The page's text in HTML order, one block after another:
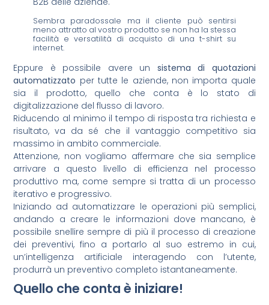
Sembra paradossale ma il cliente può sentirsi
meno attratto al vostro prodotto se non ha la stessa
facilità e versatilità di acquisto di una t-shirt su
internet.
Eppure è possibile avere un sistema di quotazioni
automatizzato per tutte le aziende, non importa quale
sia il prodotto, quello che conta è lo stato di
digitalizzazione del flusso di lavoro.
Riducendo al minimo il tempo di risposta tra richiesta e
risultato, va da sé che il vantaggio competitivo sia
massimo in ambito commerciale.
Attenzione, non vogliamo affermare che sia semplice
arrivare a questo livello di efficienza nel processo
produttivo ma, come sempre si tratta di un processo
iterativo e progressivo.
Iniziando ad automatizzare le operazioni più semplici,
andando a creare le informazioni dove mancano, è
possibile snellire sempre di più il processo di creazione
dei preventivi, fino a portarlo al suo estremo in cui,
un’intelligenza artificiale interagendo con l’utente,
produrrà un preventivo completo istantaneamente.
Quello che conta è iniziare!